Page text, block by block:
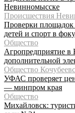
Невинномысске
Происшествия
Проверки площадок
детей и спорт в
Общество
Агропредприятие в
дополнительной
Общество
УФАС проверяет
— минпром края
Общество
Михайловск: